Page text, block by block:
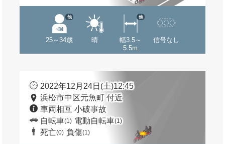
25～34歳
他
晴
幅3.5～
5.5m
他
信号なし
2022年12月24日(土)12:45
浜松市中区元魚町 付近
車両相互 小破事故
自転車(1) 電動自転車(1)
死亡(0) 負傷(1)